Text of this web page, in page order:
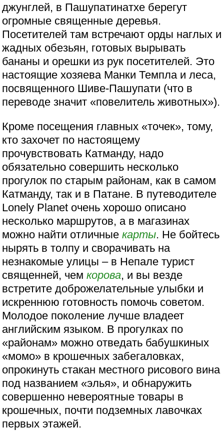
джунглей, в Пашупатинатхе берегут
огромные священные деревья.
Посетителей там встречают орды наглых и
жадных обезьян, готовых вырывать
бананы и орешки из рук посетителей. Это
настоящие хозяева Манки Темпла и леса,
посвященного Шиве-Пашупати (что в
переводе значит «повелитель животных»).
Кроме посещения главных «точек», тому,
кто захочет по настоящему
прочувствовать Катманду, надо
обязательно совершить несколько
прогулок по старым районам, как в самом
Катманду, так и в Патане. В путеводителе
Lonely Planet очень хорошо описано
несколько маршрутов, а в магазинах
можно найти отличныекарты. Не бойтесь
нырять в толпу и сворачивать на
незнакомые улицы – в Непале турист
священней, чемкорова, и вы везде
встретите доброжелательные улыбки и
искреннюю готовность помочь советом.
Молодое поколение лучше владеет
английским языком. В прогулках по
«районам» можно отведать бабушкиных
«момо» в крошечных забегаловках,
опрокинуть стакан местного рисового вина
под названием «элья», и обнаружить
совершенно невероятные товары в
крошечных, почти подземных лавочках
первых этажей.